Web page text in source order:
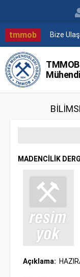
tmmob Bize
MADENCİLİK
Açıklama: